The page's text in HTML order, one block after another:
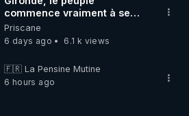
commence vraiment à se
poser des questions !
Qu'est-ce qu'il nous cache...
Priscane
6 days ago
6.1 k views
🇫🇷 La Pensine Mutine
6 hours ago